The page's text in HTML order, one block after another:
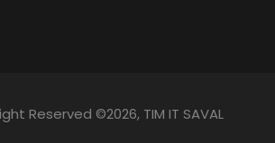
Reserved ©2026, TIM IT SAVAL